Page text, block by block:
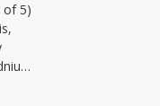
of 5)